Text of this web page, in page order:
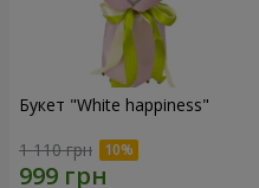
Букет "White happiness"
1 110 грн